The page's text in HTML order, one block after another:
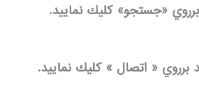
«جستجو» كليك نماييد.
« اتصال » كليك نماييد.